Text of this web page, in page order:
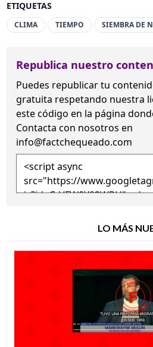
ETIQUETAS
CLIMA TIEMPO SIEMBRA DE
Republica nuestro
Puedes republicar tu
gratuita respetando nuestra
este código en la página
Contacta con nosotros en
info@factchequeado.com
LO MÁS